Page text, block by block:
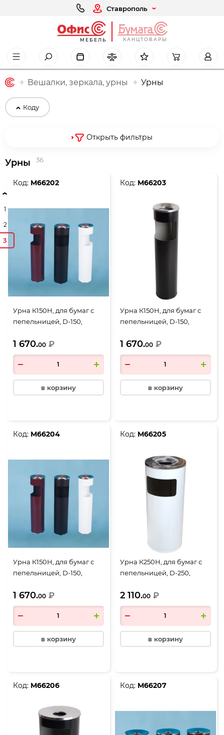
Ставрополь
МЕБЕЛЬ КАНЦТОВАРЫ
1
2
3
Вешалки, зеркала, урны Урны
Коду
Открыть фильтры
Урны 36
Код: М66202
Урна К150Н, для бумаг с
пепельницей, D-150,
белый
1 670.00 ₽
в корзину
Код: М66203
Урна К150Н, для бумаг с
пепельницей, D-150,
черный
1 670.00 ₽
в корзину
Код: М66204
Урна К150Н, для бумаг с
пепельницей, D-150,
бордовый
1 670.00 ₽
в корзину
Код: М66205
Урна К250Н, для бумаг с
пепельницей, D-250,
белый
2 110.00 ₽
в корзину
Код: М66206 Код: М66207